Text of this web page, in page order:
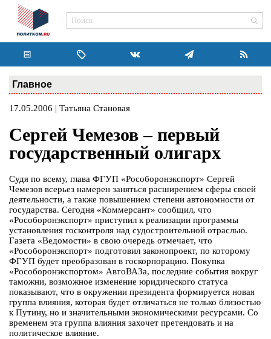
Главное
17.05.2006 | Татьяна Становая
Сергей Чемезов – первый
государственный олигарх
Судя по всему, глава ФГУП «Рособоронэкспорт» Сергей
Чемезов всерьез намерен заняться расширением сферы своей
деятельности, а также повышением степени автономности от
государства. Сегодня «Коммерсант» сообщил, что
«Рособоронэкспорт» приступил к реализации программы
установления госконтроля над судостроительной отраслью.
Газета «Ведомости» в свою очередь отмечает, что
«Рособоронэкспорт» подготовил законопроект, по которому
ФГУП будет преобразован в госкорпорацию. Покупка
«Рособоронэкспортом» АвтоВАЗа, последние события вокруг
таможни, возможное изменение юридического статуса
показывают, что в окружении президента формируется новая
группа влияния, которая будет отличаться не только близостью
к Путину, но и значительными экономическими ресурсами. Со
временем эта группа влияния захочет претендовать и на
политическое влияние.